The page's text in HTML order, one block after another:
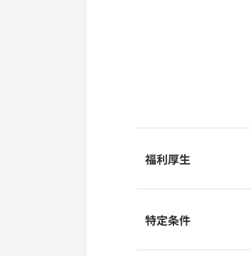
福利厚生
特定条件